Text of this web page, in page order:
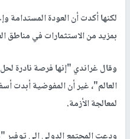
لكنها أكدت أن العودة المستدامة
بمزيد من الاستثمارات في مناطق
وقال غراندي "إنها فرصة نادرة
العالم"، غير أن المفوضية أبدت
لمعالجة الأزمة.